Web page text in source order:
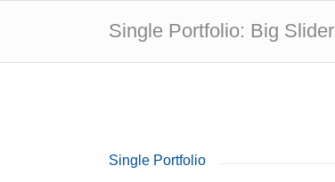
Single Portfolio: Big Slider
Single Portfolio